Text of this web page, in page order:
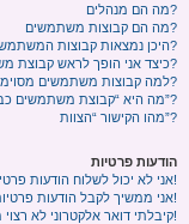
מה הם מנהלים?
מה הם קבוצות משתמשים?
היכן נמצאות קבוצות המשתמשים וכיצד אני מצטרף לאחת?
כיצד אני הופך לראש קבוצת משתמשים?
למה קבוצות משתמשים מסוימות מופיעות בצבעים שונים?
מה היא “קבוצת משתמשים כברירת מחדל”?
מהו הקישור “הצוות”?
הודעות פרטיות
אני לא יכול לשלוח הודעות פרטיות!
אני ממשיך לקבל הודעות פרטיות לא רצויות!
קיבלתי דואר אלקטרוני לא רצוי ממישהו מהמערכת הזאת!